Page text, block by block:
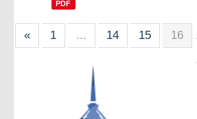
PDF
« 1 ... 14 15
16